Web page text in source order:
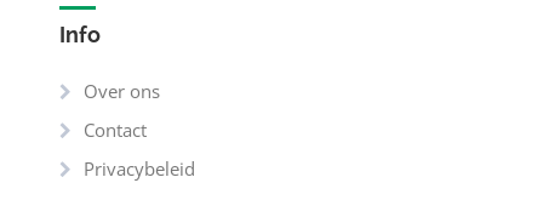
Info
Over ons
Contact
Privacybeleid